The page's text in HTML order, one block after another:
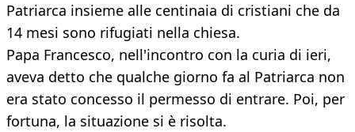
Patriarca insieme alle centinaia di cristiani che da
14 mesi sono rifugiati nella chiesa.
Papa Francesco, nell'incontro con la curia di ieri,
aveva detto che qualche giorno fa al Patriarca non
era stato concesso il permesso di entrare. Poi, per
fortuna, la situazione si è risolta.